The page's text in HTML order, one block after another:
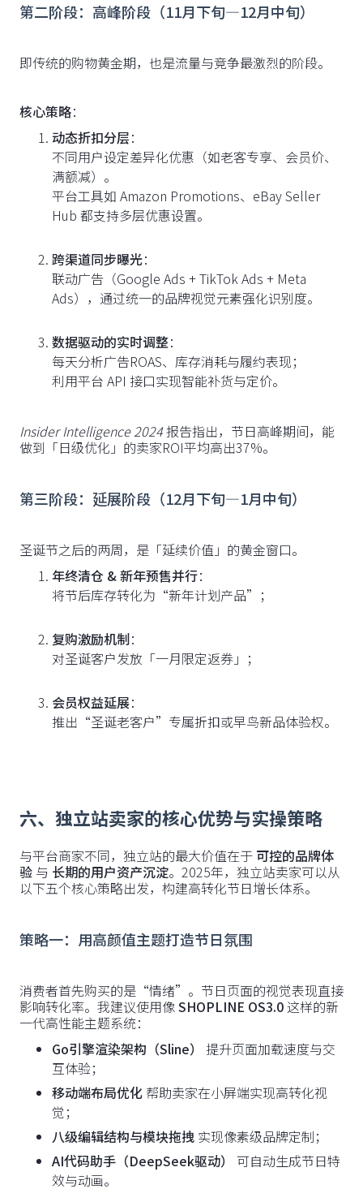
第二阶段：高峰阶段（11月下旬—12月中旬）
即传统的购物黄金期，也是流量与竞争最激烈的阶段。
核心策略：
动态折扣分层：
不同用户设定差异化优惠（如老客专享、会员价、
满额减）。
平台工具如 Amazon Promotions、eBay Seller
Hub 都支持多层优惠设置。
跨渠道同步曝光：
联动广告（Google Ads + TikTok Ads + Meta
Ads），通过统一的品牌视觉元素强化识别度。
数据驱动的实时调整：
每天分析广告ROAS、库存消耗与履约表现；
利用平台 API 接口实现智能补货与定价。
Insider Intelligence 2024报告指出，节日高峰期间，能
做到「日级优化」的卖家ROI平均高出37%。
第三阶段：延展阶段（12月下旬—1月中旬）
圣诞节之后的两周，是「延续价值」的黄金窗口。
年终清仓 & 新年预售并行：
将节后库存转化为“新年计划产品”；
复购激励机制：
对圣诞客户发放「一月限定返券」；
会员权益延展：
推出“圣诞老客户”专属折扣或早鸟新品体验权。
六、独立站卖家的核心优势与实操策略
与平台商家不同，独立站的最大价值在于 可控的品牌体
验 与 长期的用户资产沉淀。2025年，独立站卖家可以从
以下五个核心策略出发，构建高转化节日增长体系。
策略一：用高颜值主题打造节日氛围
消费者首先购买的是“情绪”。节日页面的视觉表现直接
影响转化率。我建议使用像SHOPLINE OS3.0这样的新
一代高性能主题系统：
Go引擎渲染架构（Sline）
提升页面加载速度与交
互体验；
移动端布局优化 帮助卖家在小屏端实现高转化视
觉；
八级编辑结构与模块拖拽 实现像素级品牌定制；
AI代码助手（DeepSeek驱动）
可自动生成节日特
效与动画。